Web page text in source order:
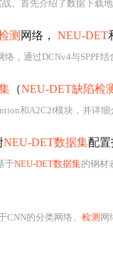
首先介绍了数据下载地址，配置了Python
测 网络， NEU-DET
络，通过DCNv4与SPPF
（NEU-DET缺陷检
和A2C2f模块，并详
NEU-DET数据集配
于NEU-DET数据集的钢材
CNN的分类网络、 检测 网